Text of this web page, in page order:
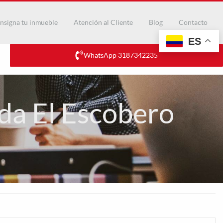
tu inmueble Atención al Cliente Blog Contacto
WhatsApp 3187342235
El Escobero
ES